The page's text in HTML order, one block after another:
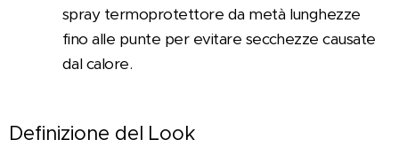
spray termoprotettore da metà lunghezze
fino alle punte per evitare secchezze causate
dal calore.
Definizione del Look